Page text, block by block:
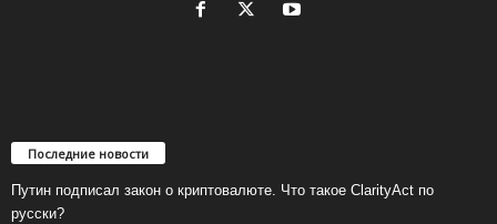
Последние новости
Путин подписал закон о криптовалюте. Что такое ClarityAct по
русски?